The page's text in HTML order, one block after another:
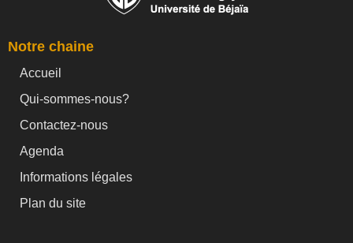
Notre chaine
Accueil
Qui-sommes-nous?
Contactez-nous
Agenda
Informations légales
Plan du site